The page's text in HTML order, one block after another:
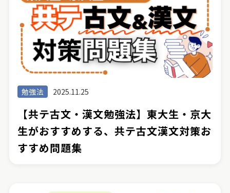
勉強法 2025.11.25
【共テ古文・漢文勉強法】東大生・京大
生がおすすめする、共テ古文漢文対策お
すすめ問題集